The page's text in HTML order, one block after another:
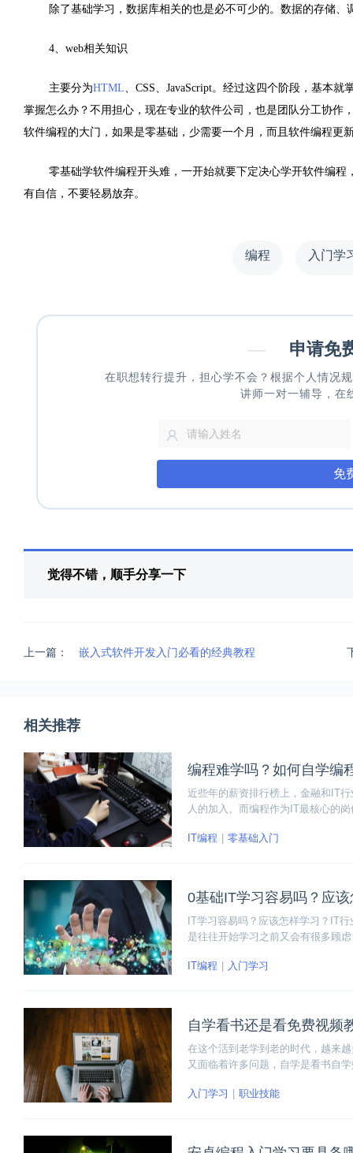
除了基础学习，数据库相关的也是必不可少的。数据的存储
4、web相关知识
主要分为HTML、CSS、JavaScript。 经过这四个阶段，基本就
掌握怎么办？不用担心，现在专业的软件公司，也是团队分工协作
软件编程的大门，如果是零基础，少需要一个月，而且软件编程更
零基础学软件编程开头难，一开始就要下定决心学开软件编
有自信，不要轻易放弃。
编程 入门学
— 申请免
在职想转行提升，担心学不会？根据个人情况
讲师一对一辅导，在
免
觉得不错，顺手分享一下
上一篇： 嵌入式软件开发入门必看的经典教程
相关推荐
编程难学吗？如何自学编
近些年的薪资排行榜上，金融和IT
人的加入。而编程作为IT最核心的
IT编程 零基础入门
0基础IT学习容易吗？应
IT学习容易吗？应该怎样学习？IT
是往往开始学习之前又会有很多顾
IT编程
入门学习
自学看书还是看免费视频
在这个活到老学到老的时代，越来
又面临着许多问题，自学是看书自
入门学习 职业技能